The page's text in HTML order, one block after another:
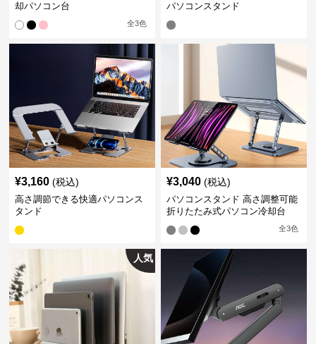
却パソコン台
全3色
パソコンスタンド
¥3,160 (税込)
高さ調節できる快適パソコンス
タンド
¥3,040 (税込)
パソコンスタンド 高さ調整可能
折りたたみ式パソコン冷却台
全3色
人気